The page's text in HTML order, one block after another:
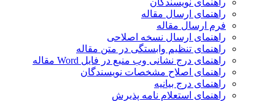
راهنمای نویسندگان
راهنمای ارسال مقاله
فرم ارسال مقاله
راهنمای ارسال نسخه اصلاحی
راهنمای تنظیم وابستگی در متن مقاله
راهنمای درج نشانی وب منبع در فایل Word مقاله
راهنمای اصلاح مشخصات نویسندگان
راهنمای درج بیانیه
راهنمای استعلام نامه پذیرش